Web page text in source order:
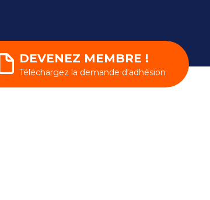
DEVENEZ MEMBRE !
Téléchargez la demande d'adhésion